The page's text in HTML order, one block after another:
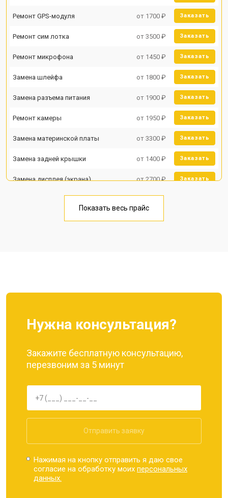
Ремонт GPS-модуля от 1700 ₽ Заказать
Ремонт сим лотка от 3500 ₽ Заказать
Ремонт микрофона от 1450 ₽ Заказать
Замена шлейфа от 1800 ₽ Заказать
Замена разъема питания от 1900 ₽ Заказать
Ремонт камеры от 1950 ₽ Заказать
Замена материнской платы от 3300 ₽ Заказать
Замена задней крышки от 1400 ₽ Заказать
Замена дисплея (экрана) от 2700 ₽ Заказать
Замена кнопки включения от 1750 ₽
Показать весь прайс
Нужна консультация?
Закажите бесплатную консультацию,
перезвоним за 5 минут
Отправить заявку
Нажимая на кнопку отправить я даю свое
согласие на обработку моихперсональных
данных.